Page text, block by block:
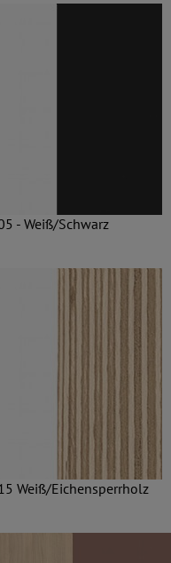
- Weiß/Schwarz
Weiß/Eichensperrholz